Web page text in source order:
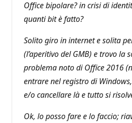
Office bipolare? in crisi di
quanti bit è fatto?
Solito giro in internet e solita
(l’aperitivo del GMB) e trovo la
problema noto di Office 2016
entrare nel registro di
e/o cancellare là e tutto si
Ok, lo posso fare e lo faccio;